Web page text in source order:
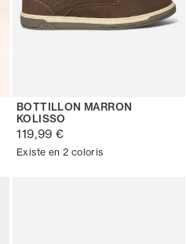
BOTTILLON MARRON
KOLISSO
119,99 €
Existe en 2 coloris